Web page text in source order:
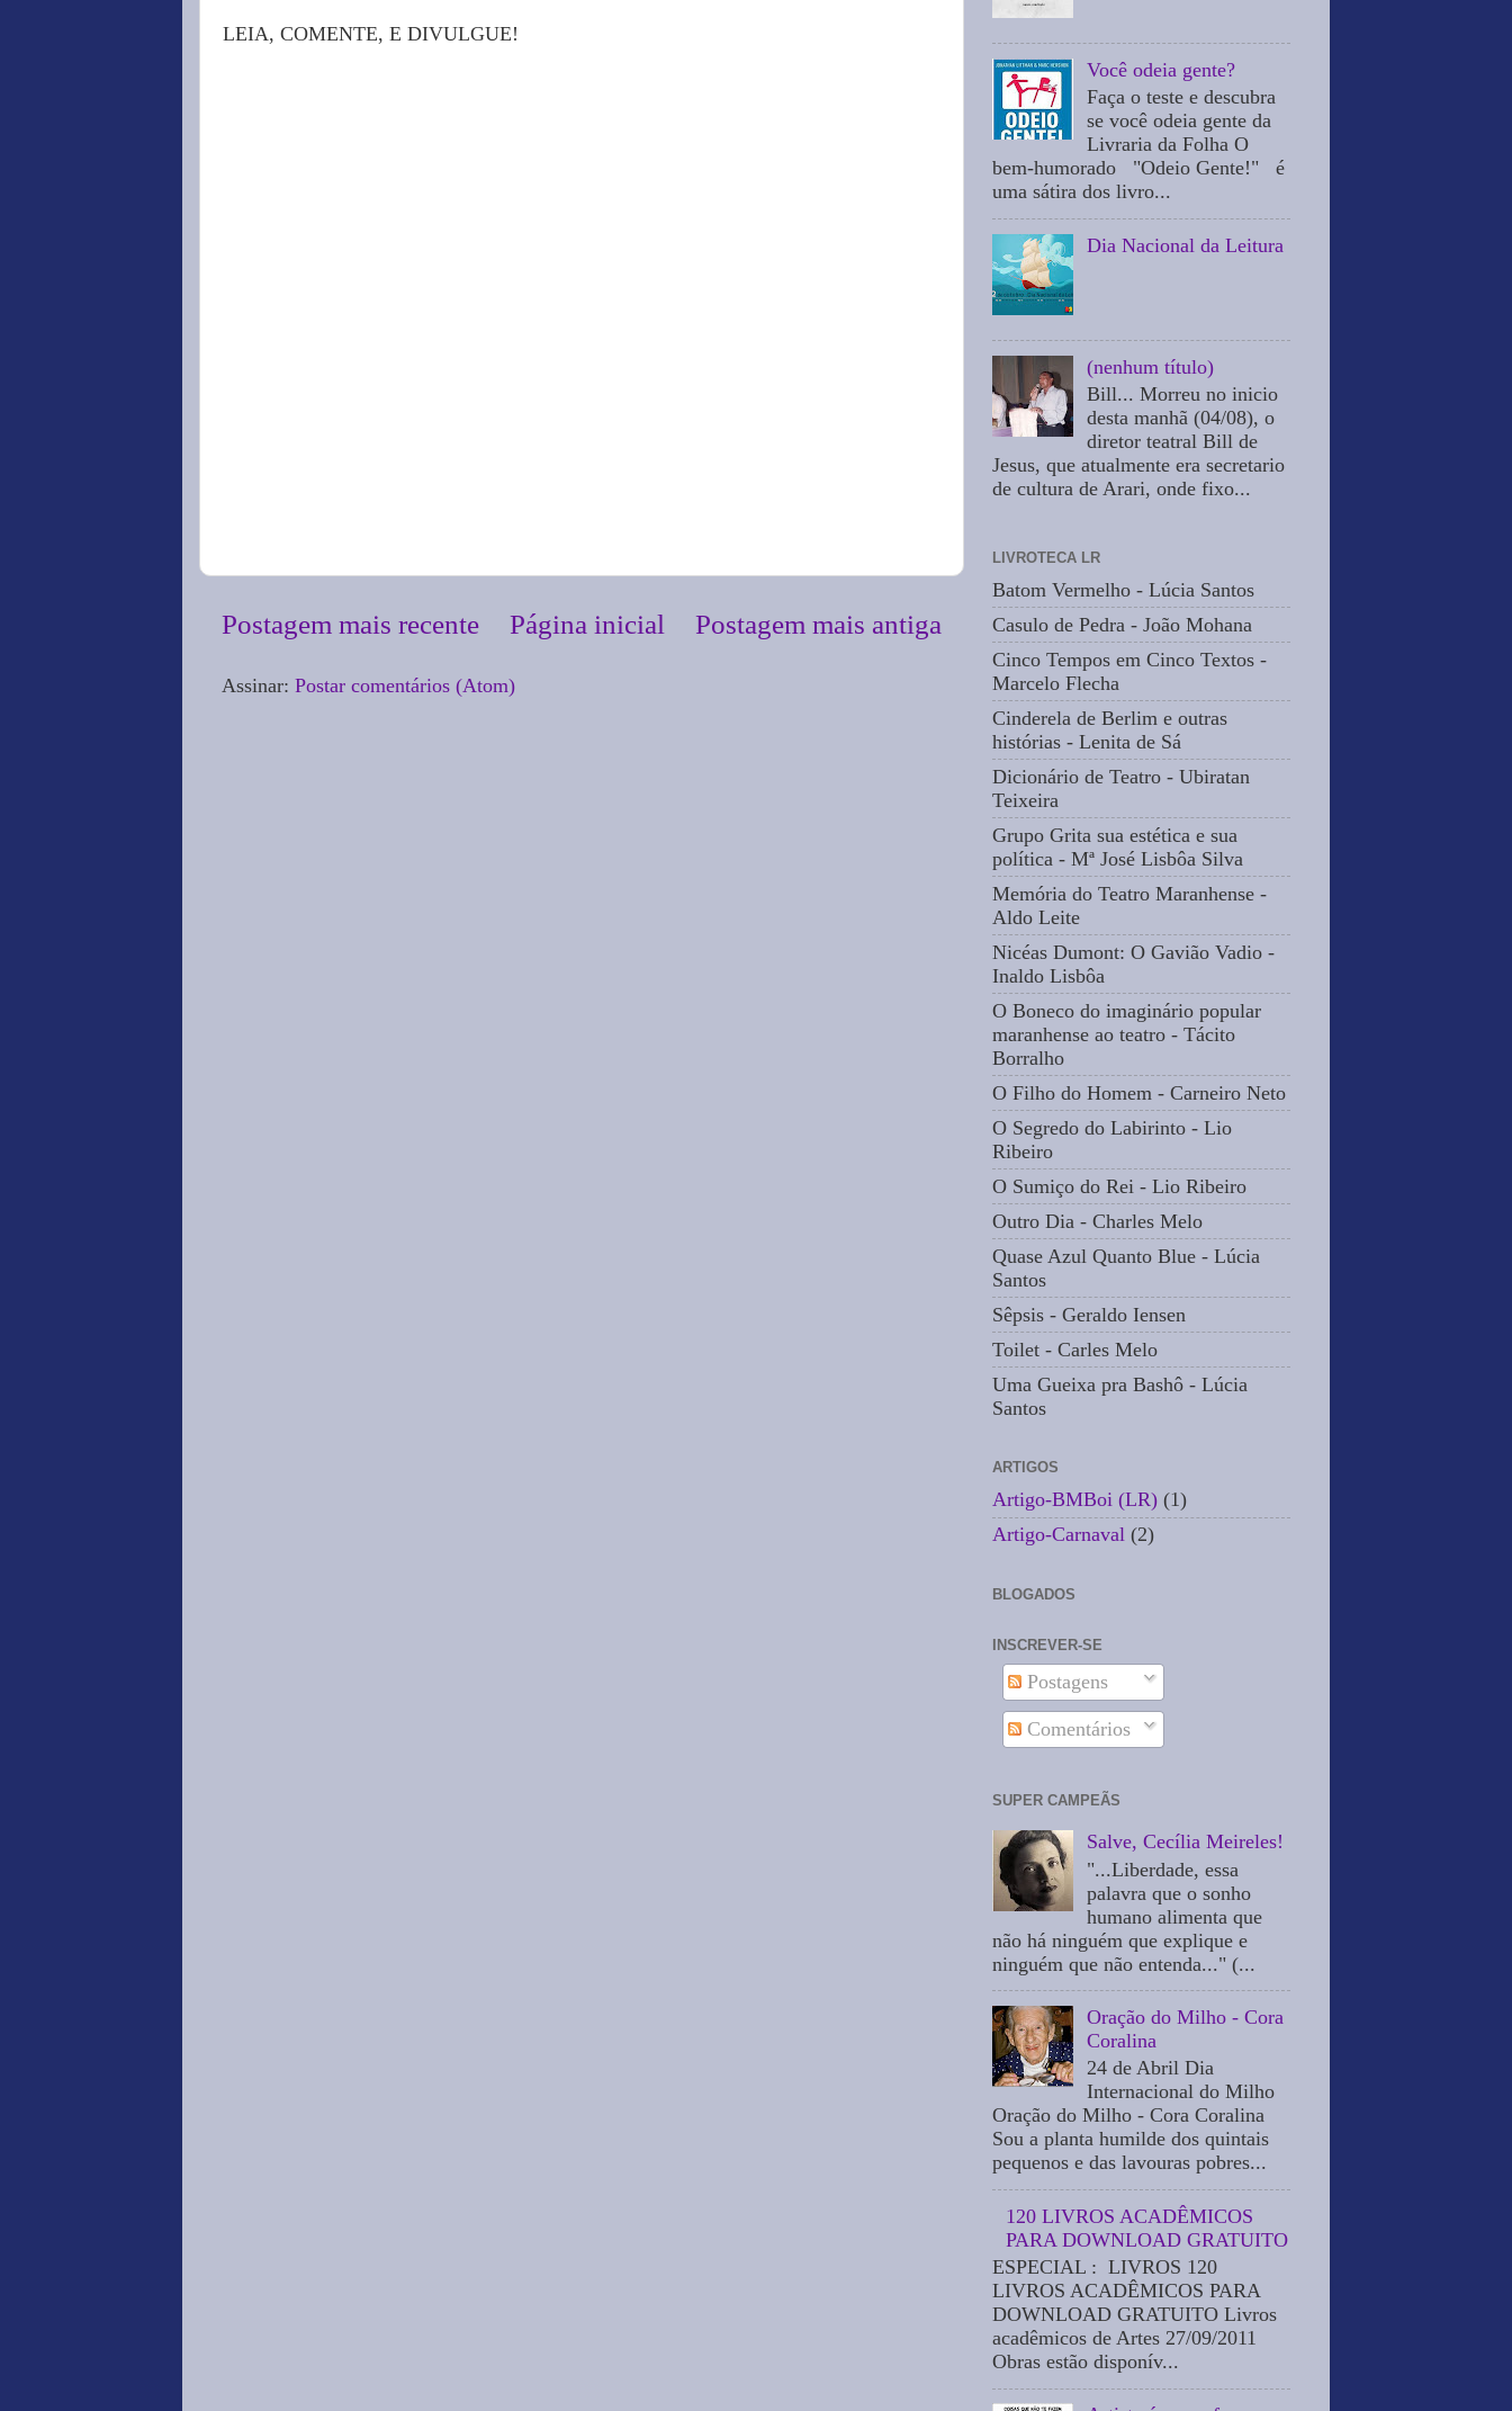
LEIA, COMENTE, E DIVULGUE!
Postagem mais recente Postagem mais antiga
Página inicial
Assinar: Postar comentários (Atom)
Você odeia gente?
Faça o teste e descubra
se você odeia gente da
Livraria da Folha O
bem-humorado "Odeio Gente!" é
uma sátira dos livro...
Dia Nacional da Leitura
(nenhum título)
Bill... Morreu no inicio
desta manhã (04/08), o
diretor teatral Bill de
Jesus, que atualmente era secretario
de cultura de Arari, onde fixo...
LIVROTECA LR
Batom Vermelho - Lúcia Santos
Casulo de Pedra - João Mohana
Cinco Tempos em Cinco Textos -
Marcelo Flecha
Cinderela de Berlim e outras
histórias - Lenita de Sá
Dicionário de Teatro - Ubiratan
Teixeira
Grupo Grita sua estética e sua
política - Mª José Lisbôa Silva
Memória do Teatro Maranhense -
Aldo Leite
Nicéas Dumont: O Gavião Vadio -
Inaldo Lisbôa
O Boneco do imaginário popular
maranhense ao teatro - Tácito
Borralho
O Filho do Homem - Carneiro Neto
O Segredo do Labirinto - Lio
Ribeiro
O Sumiço do Rei - Lio Ribeiro
Outro Dia - Charles Melo
Quase Azul Quanto Blue - Lúcia
Santos
Sêpsis - Geraldo Iensen
Toilet - Carles Melo
Uma Gueixa pra Bashô - Lúcia
Santos
ARTIGOS
Artigo-BMBoi (LR) (1)
Artigo-Carnaval (2)
BLOGADOS
INSCREVER-SE
Postagens
Comentários
SUPER CAMPEÃS
Salve, Cecília Meireles!
"...Liberdade, essa
palavra que o sonho
humano alimenta que
não há ninguém que explique e
ninguém que não entenda..." (...
Oração do Milho - Cora
Coralina
24 de Abril Dia
Internacional do Milho
Oração do Milho - Cora Coralina
Sou a planta humilde dos quintais
pequenos e das lavouras pobres...
120 LIVROS ACADÊMICOS
PARA DOWNLOAD GRATUITO
ESPECIAL : LIVROS 120
LIVROS ACADÊMICOS PARA
DOWNLOAD GRATUITO Livros
acadêmicos de Artes 27/09/2011
Obras estão disponív...